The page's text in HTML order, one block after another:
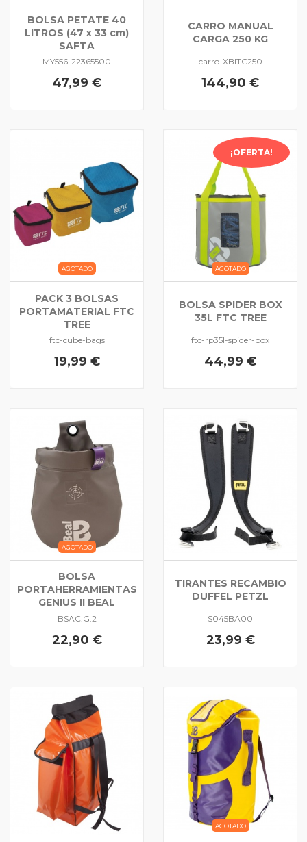
BOLSA PETATE 40
LITROS (47 x 33 cm)
SAFTA
MY556-22365500
47,99 €
CARRO MANUAL
CARGA 250 KG
carro-XBITC250
144,90 €
AGOTADO
PACK 3 BOLSAS
PORTAMATERIAL FTC
TREE
ftc-cube-bags
19,99 €
¡OFERTA!
AGOTADO
BOLSA SPIDER BOX
35L FTC TREE
ftc-rp35l-spider-box
44,99 €
AGOTADO
BOLSA
PORTAHERRAMIENTAS
GENIUS II BEAL
BSAC.G.2
22,90 €
TIRANTES RECAMBIO
DUFFEL PETZL
S045BA00
23,99 €
AGOTADO